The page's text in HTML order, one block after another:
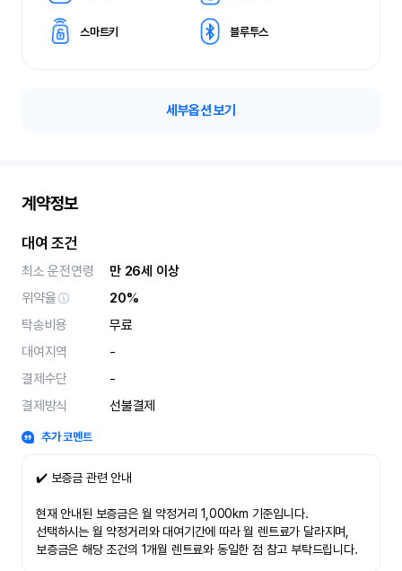
스마트키 블루투스
세부옵션 보기
계약정보
대여 조건
최소 운전연령
만 26세 이상
위약율
20%
탁송비용
무료
대여지역
-
결제수단
-
결제방식
선불결제
추가 코멘트
✔️ 보증금 관련 안내
현재 안내된 보증금은 월 약정거리 1,000km 기준입니다.
선택하시는 월 약정거리와 대여기간에 따라 월 렌트료가 달라지며,
보증금은 해당 조건의 1개월 렌트료와 동일한 점 참고 부탁드립니다.